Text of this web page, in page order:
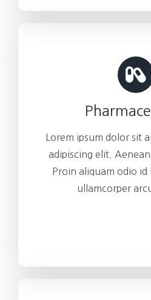
Lorem ipsum dolor sit
adipiscing elit.
Proin aliquam odio id
ullamcorper